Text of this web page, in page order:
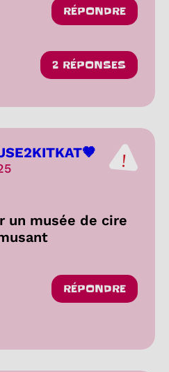
les réactions
RÉPONDRE
2 RÉPONSES
un musée de cire
les réactions
RÉPONDRE